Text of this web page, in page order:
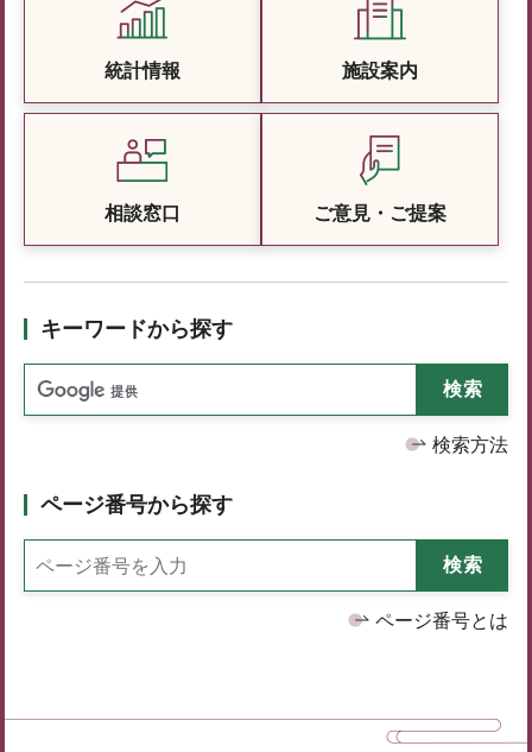
統計情報 施設案内
相談窓口 ご意見・ご提案
キーワードから探す
検索方法
ページ番号から探す
ページ番号とは